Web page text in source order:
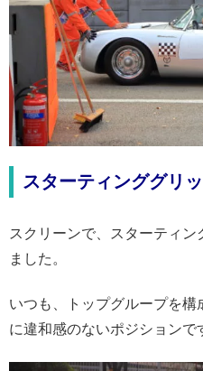
スターティンググリ
スクリーンで、スターティン
ました。
いつも、トップグループを
に違和感のないポジションで